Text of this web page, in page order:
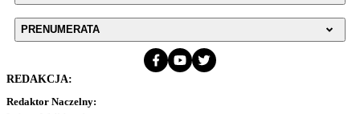
PRENUMERATA
REDAKCJA:
Redaktor Naczelny: